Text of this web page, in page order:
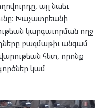
այլ նաեւ
Խաչատրեանի
կարգաւորման ողջ
բազմաթիւ անգամ
հետ, որոնք
կամ